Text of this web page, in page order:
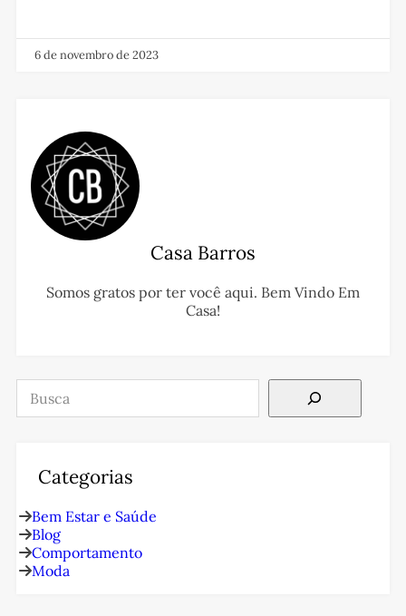
6 de novembro de 2023
Casa Barros
Somos gratos por ter você aqui. Bem Vindo Em
Casa!
Pesquisar
Categorias
Bem Estar e Saúde
Blog
Comportamento
Moda